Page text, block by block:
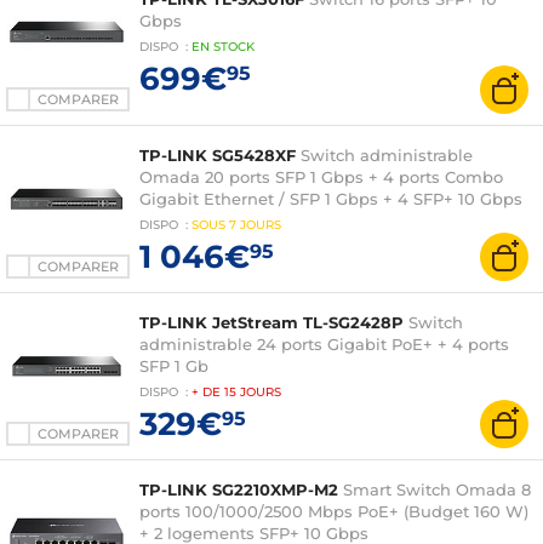
COMPARER
Gbps
DISPO : EN STOCK
699€95
COMPARER
TP-LINK SG5428XF Switch administrable
Omada 20 ports SFP 1 Gbps + 4 ports Combo
Gigabit Ethernet / SFP 1 Gbps + 4 SFP+ 10 Gbps
DISPO : SOUS 7 JOURS
1 046€95
COMPARER
TP-LINK JetStream TL-SG2428P Switch
administrable 24 ports Gigabit PoE+ + 4 ports
SFP 1 Gb
DISPO : + DE 15 JOURS
329€95
TP-LINK SG2210XMP-M2 Smart Switch Omada 8
ports 100/1000/2500 Mbps PoE+ (Budget 160 W)
+ 2 logements SFP+ 10 Gbps